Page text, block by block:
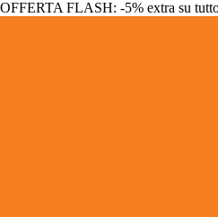
OFFERTA FLASH: -5% extra su